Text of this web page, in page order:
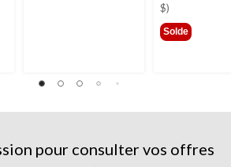
$)
Solde
pour consulter vos offres